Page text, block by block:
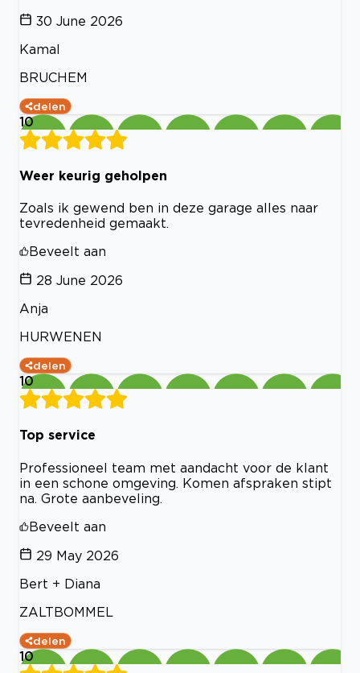
30 June 2026
Kamal
BRUCHEM
delen
10
Weer keurig geholpen
Zoals ik gewend ben in deze garage alles naar
tevredenheid gemaakt.
Beveelt aan
28 June 2026
Anja
HURWENEN
delen
10
Top service
Professioneel team met aandacht voor de klant
in een schone omgeving. Komen afspraken stipt
na. Grote aanbeveling.
Beveelt aan
29 May 2026
Bert + Diana
ZALTBOMMEL
delen
10